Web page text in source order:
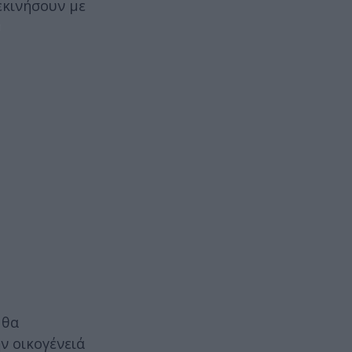
με